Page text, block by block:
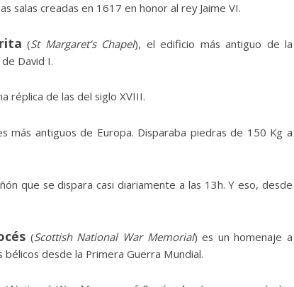
salas creadas en 1617 en honor al rey Jaime VI.
(St Margaret’s Chapel), el edificio más antiguo de la
David I.
réplica de las del siglo XVIII.
más antiguos de Europa. Disparaba piedras de 150 Kg a
que se dispara casi diariamente a las 13h. Y eso, desde
(Scottish National War Memorial) es un homenaje a
desde la Primera Guerra Mundial.